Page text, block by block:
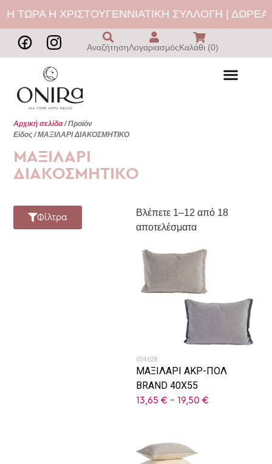
Η ΧΡΙΣΤΟΥΓΕΝΝΙΑΤΙΚΗ ΣΥΛΛΟΓΗ | ΔΩΡΕΑΝ
ΑναζήτησηΛογαριασμόςΚαλάθι (0)
Αρχική σελίδα/ Προϊόν
Είδος / ΜΑΞΙΛΑΡΙ ΔΙΑΚΟΣΜΗΤΙΚΟ
ΜΑΞΙΛΑΡΙ
ΔΙΑΚΟΣΜΗΤΙΚΟ
Φίλτρα
Βλέπετε 1–12 από 18
αποτελέσματα
034628
ΜΑΞΙΛΑΡΙ ΑΚΡ-ΠΟΛ
BRAND 40X55
13,65 € – 19,50 €